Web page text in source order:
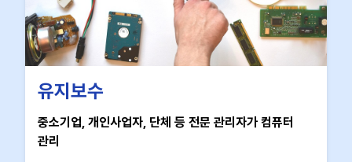
유지보수
중소기업, 개인사업자, 단체 등 전문 관리자가 컴퓨터
관리